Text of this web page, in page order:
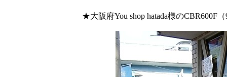
★大阪府You shop hatada様のCBR600F